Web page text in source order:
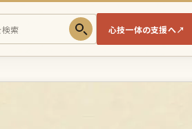
心技一体の支援へ↗